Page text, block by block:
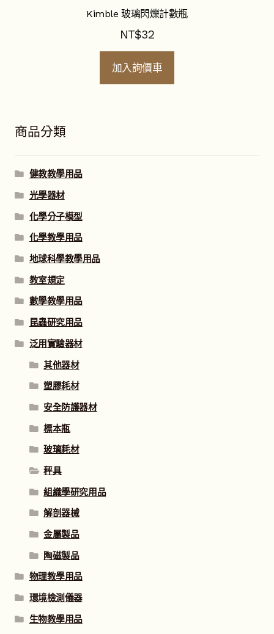
Kimble 玻璃閃爍計數瓶
NT$32
加入詢價車
商品分類
健教教學用品
光學器材
化學分子模型
化學教學用品
地球科學教學用品
教室規定
數學教學用品
昆蟲研究用品
泛用實驗器材
其他器材
塑膠耗材
安全防護器材
標本瓶
玻璃耗材
秤具
組織學研究用品
解剖器械
金屬製品
陶磁製品
物理教學用品
環境檢測儀器
生物教學用品